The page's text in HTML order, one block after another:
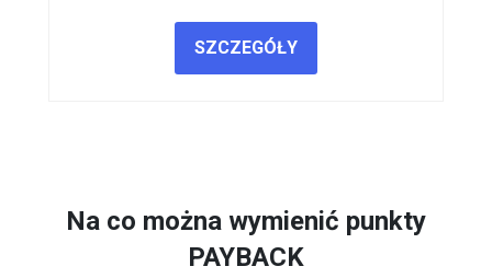
SZCZEGÓŁY
Na co można wymienić punkty
PAYBACK